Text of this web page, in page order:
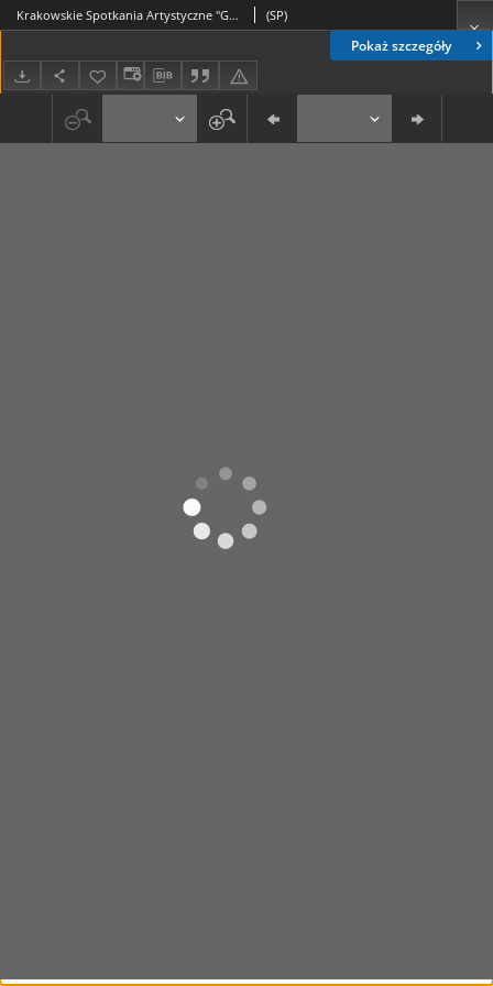
Pokaż szczegóły
Krakowskie Spotkania Artystyczne "Gaudium" (SP)